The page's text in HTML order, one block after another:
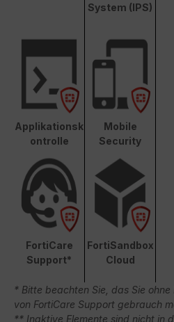
System (IPS)
Applikationsk
ontrolle
Mobile
Security
FortiCare
Support*
FortiSandbox
Cloud
* Bitte beachten Sie, das Sie
von FortiCare Support gebrauch
** Inaktive Elemente sind nicht in